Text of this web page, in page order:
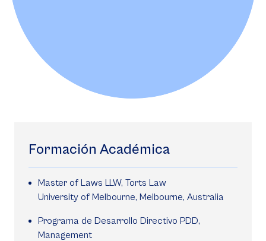
Formación Académica
Master of Laws LLW, Torts Law
University of Melbourne, Melbourne, Australia
Programa de Desarrollo Directivo PDD,
Management